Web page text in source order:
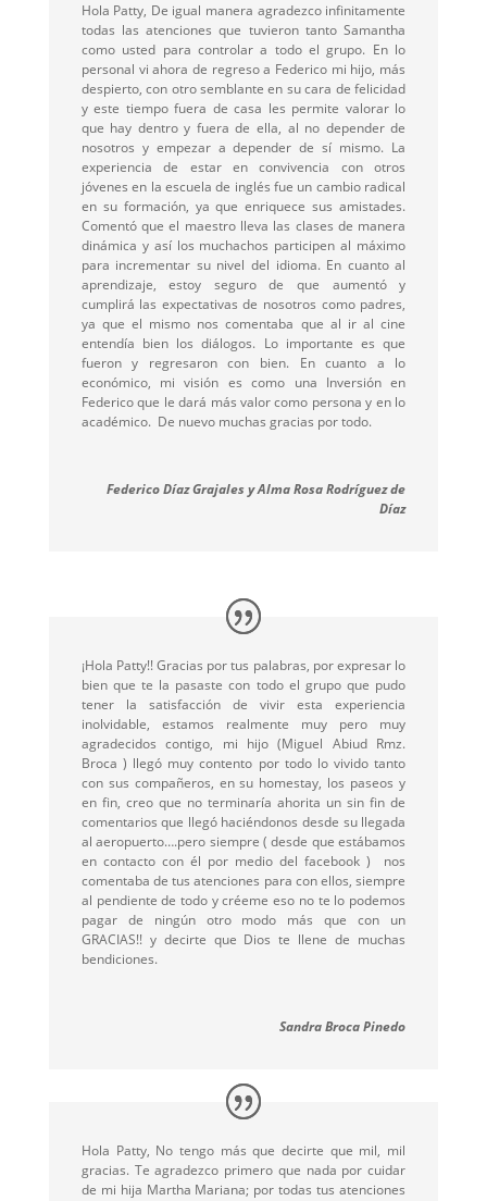
Hola Patty, De igual manera agradezco infinitamente
todas las atenciones que tuvieron tanto Samantha
como usted para controlar a todo el grupo. En lo
personal vi ahora de regreso a Federico mi hijo, más
despierto, con otro semblante en su cara de felicidad
y este tiempo fuera de casa les permite valorar lo
que hay dentro y fuera de ella, al no depender de
nosotros y empezar a depender de sí mismo. La
experiencia de estar en convivencia con otros
jóvenes en la escuela de inglés fue un cambio radical
en su formación, ya que enriquece sus amistades.
Comentó que el maestro lleva las clases de manera
dinámica y así los muchachos participen al máximo
para incrementar su nivel del idioma. En cuanto al
aprendizaje, estoy seguro de que aumentó y
cumplirá las expectativas de nosotros como padres,
ya que el mismo nos comentaba que al ir al cine
entendía bien los diálogos. Lo importante es que
fueron y regresaron con bien. En cuanto a lo
económico, mi visión es como una Inversión en
Federico que le dará más valor como persona y en lo
académico. De nuevo muchas gracias por todo.
Federico Díaz Grajales y Alma Rosa Rodríguez de
Díaz
¡Hola Patty!! Gracias por tus palabras, por expresar lo
bien que te la pasaste con todo el grupo que pudo
tener la satisfacción de vivir esta experiencia
inolvidable, estamos realmente muy pero muy
agradecidos contigo, mi hijo (Miguel Abiud Rmz.
Broca ) llegó muy contento por todo lo vivido tanto
con sus compañeros, en su homestay, los paseos y
en fin, creo que no terminaría ahorita un sin fin de
comentarios que llegó haciéndonos desde su llegada
al aeropuerto….pero siempre ( desde que estábamos
en contacto con él por medio del facebook ) nos
comentaba de tus atenciones para con ellos, siempre
al pendiente de todo y créeme eso no te lo podemos
pagar de ningún otro modo más que con un
GRACIAS!! y decirte que Dios te llene de muchas
bendiciones.
Sandra Broca Pinedo
Hola Patty, No tengo más que decirte que mil, mil
gracias. Te agradezco primero que nada por cuidar
de mi hija Martha Mariana; por todas tus atenciones